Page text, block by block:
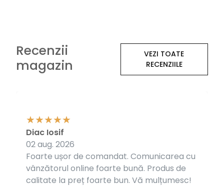
Recenzii
magazin
VEZI TOATE
RECENZIILE
Foarte ușor de comandat. Comunicarea cu
vânzătorul online foarte bună. Produs de
calitate la preț foarte bun. Vă mulțumesc!
Diac Iosif
02 aug. 2026